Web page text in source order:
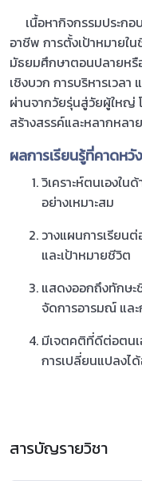
เนื้อหากิจกรรมประกอ
อาชีพ การตั้งเป้าหมายใ
มัธยมศึกษาตอนปลายหรื
เชิงบวก การบริหารเวล
ผ่านจากวัยรุ่นสู่วัยผู้ใหญ่
สร้างสรรค์และหลากหลา
ผลการเรียนรู้ที่คาดหวัง
วิเคราะห์ตนเองใ
อย่างเหมาะสม
วางแผนการเรียน
และเป้าหมายชีวิต
แสดงออกถึงทักษะ
จัดการอารมณ์ แล
มีเจตคติที่ดีต่อตน
การเปลี่ยนแปลงได้
สารบัญรายวิชา